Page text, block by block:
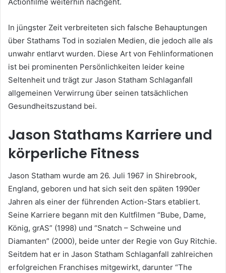
In jüngster Zeit verbreiteten sich falsche Behauptungen
über Stathams Tod in sozialen Medien, die jedoch alle als
unwahr entlarvt wurden. Diese Art von Fehlinformationen
ist bei prominenten Persönlichkeiten leider keine
Seltenheit und trägt zur Jason Statham Schlaganfall
allgemeinen Verwirrung über seinen tatsächlichen
Gesundheitszustand bei.
Jason Stathams Karriere und
körperliche Fitness
Jason Statham wurde am 26. Juli 1967 in Shirebrook,
England, geboren und hat sich seit den späten 1990er
Jahren als einer der führenden Action-Stars etabliert.
Seine Karriere begann mit den Kultfilmen “Bube, Dame,
König, grAS” (1998) und “Snatch – Schweine und
Diamanten” (2000), beide unter der Regie von Guy Ritchie.
Seitdem hat er in Jason Statham Schlaganfall zahlreichen
erfolgreichen Franchises mitgewirkt, darunter “The